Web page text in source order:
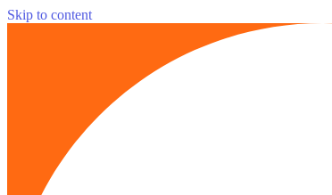
Skip to content